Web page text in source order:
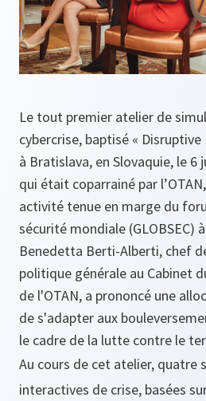
Le tout premier atelier de
cybercrise, baptisé « Disruptive
à Bratislava, en Slovaquie, le 6
qui était coparrainé par
activité tenue en marge du
sécurité mondiale (GLOBSEC)
Benedetta Berti-Alberti, chef
politique générale au Cabinet
de l'OTAN, a prononcé une
de s'adapter aux
le cadre de la lutte contre le
Au cours de cet atelier, quatre
interactives de crise, basées